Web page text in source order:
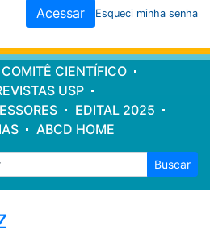
Acessar Esqueci minha senha
COMITÊ CIENTÍFICO
USP
EDITAL 2025
ABCD HOME
Buscar